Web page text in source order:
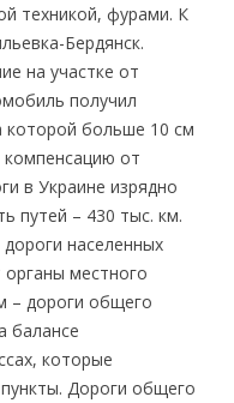
техникой, фурами. К
Бердянск.
на участке от
получил
которой больше 10 см
от
в Украине изрядно
путей – 430 тыс. км.
населенных
местного
– дороги общего
балансе
которые
Дороги общего